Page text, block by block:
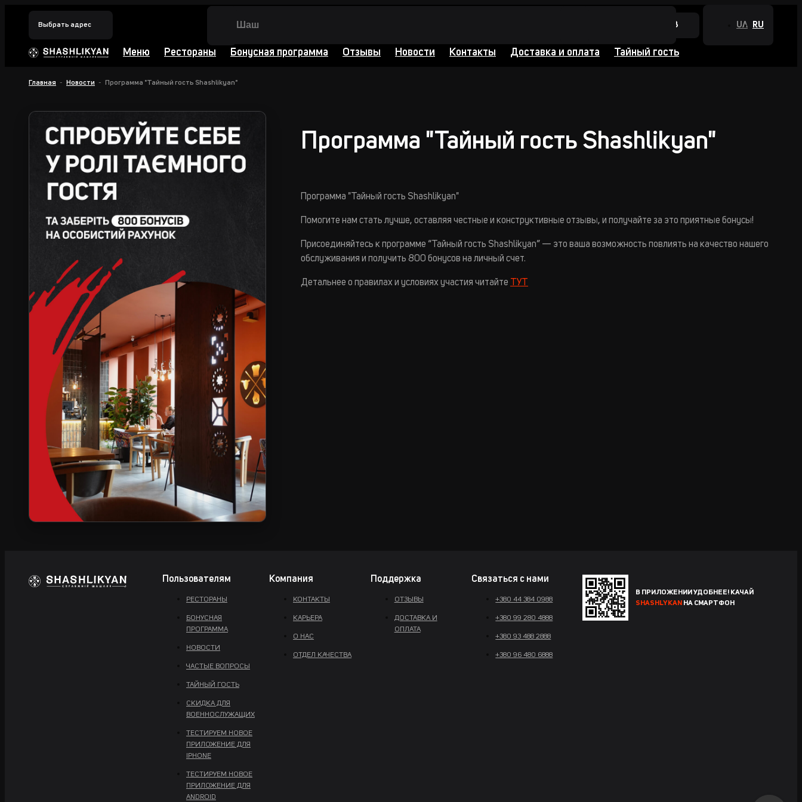
Выбрать адрес +380 44 384 0988 UA RU
Меню Рестораны Бонусная программа Отзывы Новости Контакты Доставка и оплата Тайный гость
Главная Новости Программа "Тайный гость Shashlikyan"
Программа "Тайный гость Shashlikyan"
Программа "Тайный гость Shashlikyan"
Помогите нам стать лучше, оставляя честные и конструктивные отзывы, и получайте за это приятные бонусы!
Присоединяйтесь к программе “Тайный гость Shashlikyan” — это ваша возможность повлиять на качество нашего
обслуживания и получить 800 бонусов на личный счет.
Детальнее о правилах и условиях участия читайте ТУТ
Пользователям
РЕСТОРАНЫ
БОНУСНАЯ
ПРОГРАММА
НОВОСТИ
ЧАСТЫЕ ВОПРОСЫ
ТАЙНЫЙ ГОСТЬ
СКИДКА ДЛЯ
ВОЕННОСЛУЖАЩИХ
ТЕСТИРУЕМ НОВОЕ
ПРИЛОЖЕНИЕ ДЛЯ
IPHONE
ТЕСТИРУЕМ НОВОЕ
ПРИЛОЖЕНИЕ ДЛЯ
ANDROID
Компания
КОНТАКТЫ
КАРЬЕРА
О НАС
ОТДЕЛ КАЧЕСТВА
Поддержка
ОТЗЫВЫ
ДОСТАВКА И
ОПЛАТА
Связаться с нами
+380 44 384 0988
+380 99 280 4888
+380 93 488 2888
+380 96 480 6888
В ПРИЛОЖЕНИИ УДОБНЕЕ! КАЧАЙ
SHASHLYKAN НА СМАРТФОН